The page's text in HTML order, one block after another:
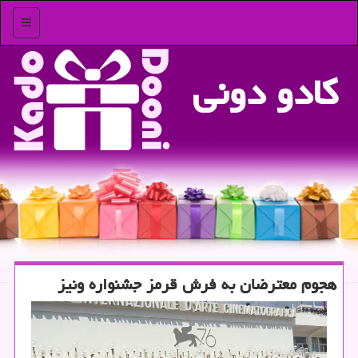
منو
كادو دونی
هجوم معترضان به فرش قرمز جشنواره ونیز